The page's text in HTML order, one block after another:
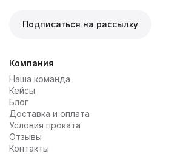
Подписаться на рассылку
Компания
Наша команда
Кейсы
Блог
Доставка и оплата
Условия проката
Отзывы
Контакты